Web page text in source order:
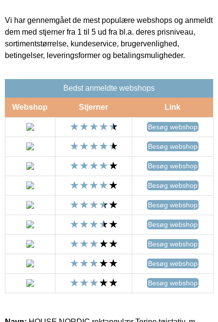
Vi har gennemgået de mest populære webshops og anmeldt
dem med stjerner fra 1 til 5 ud fra bl.a. deres prisniveau,
sortimentstørrelse, kundeservice, brugervenlighed,
betingelser, leveringsformer og betalingsmuligheder.
Bedst anmeldte webshops
Webshop Stjerner Link
Besøg webshop
Besøg webshop
Besøg webshop
Besøg webshop
Besøg webshop
Besøg webshop
Besøg webshop
Besøg webshop
Besøg webshop